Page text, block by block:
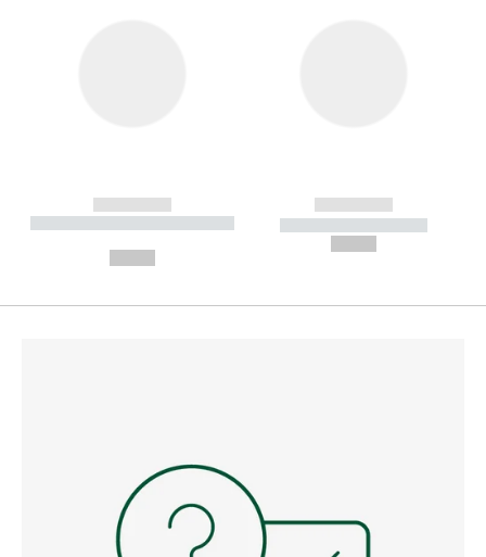
------------
----------- ----------- --------
------------
----------- -----------